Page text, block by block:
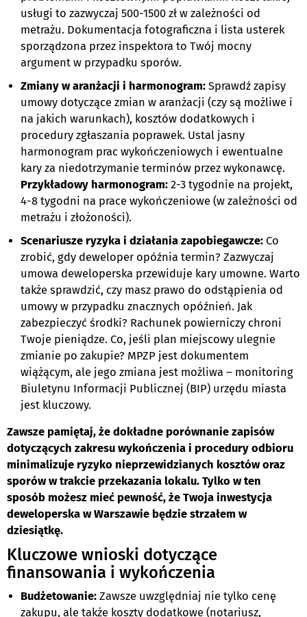
usługi to zazwyczaj 500-1500 zł w zależności od
metrażu. Dokumentacja fotograficzna i lista usterek
sporządzona przez inspektora to Twój mocny
argument w przypadku sporów.
Zmiany w aranżacji i harmonogram: Sprawdź zapisy
umowy dotyczące zmian w aranżacji (czy są możliwe i
na jakich warunkach), kosztów dodatkowych i
procedury zgłaszania poprawek. Ustal jasny
harmonogram prac wykończeniowych i ewentualne
kary za niedotrzymanie terminów przez wykonawcę.
Przykładowy harmonogram: 2-3 tygodnie na projekt,
4-8 tygodni na prace wykończeniowe (w zależności od
metrażu i złożoności).
Scenariusze ryzyka i działania zapobiegawcze: Co
zrobić, gdy deweloper opóźnia termin? Zazwyczaj
umowa deweloperska przewiduje kary umowne. Warto
także sprawdzić, czy masz prawo do odstąpienia od
umowy w przypadku znacznych opóźnień. Jak
zabezpieczyć środki? Rachunek powierniczy chroni
Twoje pieniądze. Co, jeśli plan miejscowy ulegnie
zmianie po zakupie? MPZP jest dokumentem
wiążącym, ale jego zmiana jest możliwa – monitoring
Biuletynu Informacji Publicznej (BIP) urzędu miasta
jest kluczowy.
Zawsze pamiętaj, że dokładne porównanie zapisów
dotyczących zakresu wykończenia i procedury odbioru
minimalizuje ryzyko nieprzewidzianych kosztów oraz
sporów w trakcie przekazania lokalu. Tylko w ten
sposób możesz mieć pewność, że Twoja inwestycja
deweloperska w Warszawie będzie strzałem w
dziesiątkę.
Kluczowe wnioski dotyczące
finansowania i wykończenia
Budżetowanie: Zawsze uwzględniaj nie tylko cenę
zakupu, ale także koszty dodatkowe (notariusz,